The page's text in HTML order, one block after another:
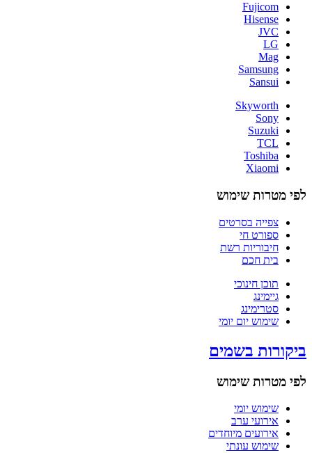
Fujicom
Hisense
JVC
LG
Mag
Samsung
Sansui
Skyworth
Sony
Suzuki
TCL
Toshiba
Xiaomi
לפי מטרות שימוש
צפייה בסרטים
ספורט חי
חיבוריות רשת
בית חכם
תוכן חינוכי
גיימינג
סטרימינג
שימוש יום יומי
ביקורות בשמים
לפי מטרות שימוש
שימוש יומי
אירועי ערב
אירועים מיוחדים
שימוש עונתי